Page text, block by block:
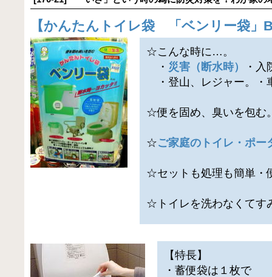
【かんたんトイレ袋 「ベンリー袋」
☆こんな時に…。
・ 災害（断水時）
・入
・登山、レジャー。
☆便を固め、臭いを包む
☆ご家庭のトイレ・ポー
☆セットも処理も簡単・
☆トイレを洗わなくてす
【特長】
・蓄便袋は１枚で